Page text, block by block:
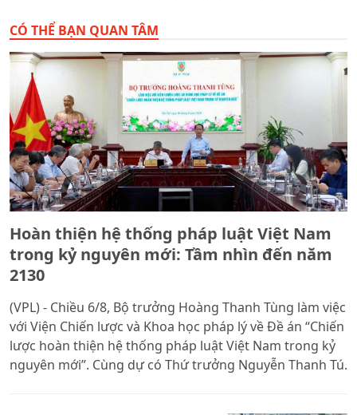
CÓ THỂ BẠN QUAN TÂM
Hoàn thiện hệ thống pháp luật Việt Nam
trong kỷ nguyên mới: Tầm nhìn đến năm
2130
(VPL) - Chiều 6/8, Bộ trưởng Hoàng Thanh Tùng làm việc
với Viện Chiến lược và Khoa học pháp lý về Đề án “Chiến
lược hoàn thiện hệ thống pháp luật Việt Nam trong kỷ
nguyên mới”. Cùng dự có Thứ trưởng Nguyễn Thanh Tú.